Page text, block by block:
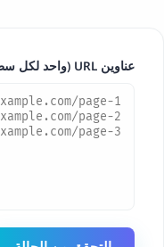
عناوين URL (واحد لكل سطر، حتى 200 عنوان)